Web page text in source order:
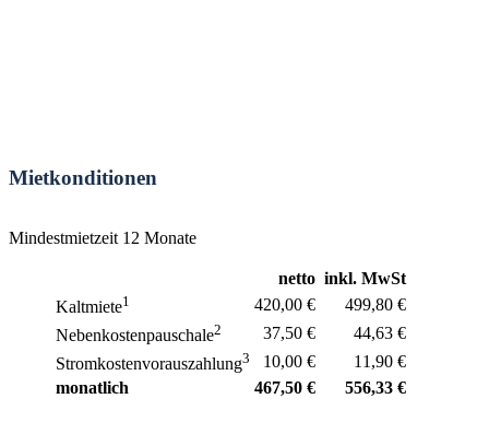
Mietkonditionen
Mindestmietzeit 12 Monate
netto inkl. MwSt
Kaltmiete1 420,00 €
499,80 €
Nebenkostenpauschale2 37,50 €
44,63 €
Stromkostenvorauszahlung3 10,00 €
11,90 €
monatlich
467,50 € 556,33 €